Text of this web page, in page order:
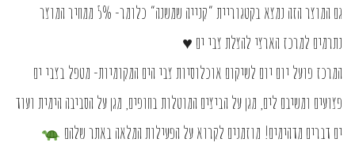
גם המוצר הזה נמצא בקטגוריית “קנייה שמשנה” כלומר- 5% ממחיר המוצר
נתרמים למרכז הארצי להצלת צבי ים ♥
המרכז פועל יום יום לשיקום אוכלוסיות צבי הים המקומיות- מטפל בצבי ים
פצועים ומשיבם לים, מגן על הביצים המוטלות בחופים, מגן על הסביבה הימית ועוד
ים דברים מדהימים! מוזמנים לקרוא על הפעילות המלאה באתרשלהם